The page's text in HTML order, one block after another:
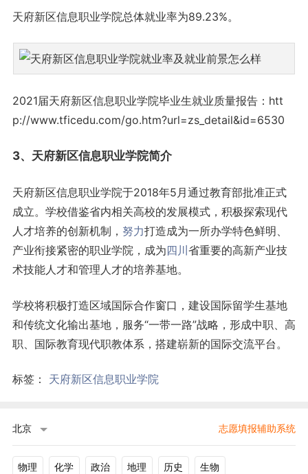
天府新区信息职业学院总体就业率为89.23%。
2021届天府新区信息职业学院毕业生就业质量报告：htt
p://www.tficedu.com/go.htm?url=zs_detail&id=6530
3、天府新区信息职业学院简介
天府新区信息职业学院于2018年5月通过教育部批准正式
成立。学校借鉴省内相关高校的发展模式，积极探索现代
人才培养的创新机制， 努力打造成为一所办学特色鲜明、
产业衔接紧密的职业学院，成为四川 省重要的高新产业技
术技能人才和管理人才的培养基地。
学校将积极打造区域国际合作窗口，建设国际留学生基地
和传统文化输出基地，服务“一带一路”战略，形成中职、高
职、国际教育现代职教体系，搭建崭新的国际交流平台。
标签： 天府新区信息职业学院
北京 志愿填报辅助系统
物理 化学 政治 地理 历史 生物